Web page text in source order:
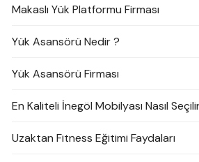
Makaslı Yük Platformu Firması
Yük Asansörü Nedir ?
Yük Asansörü Firması
En Kaliteli İnegöl Mobilyası Nasıl
Uzaktan Fitness Eğitimi Faydaları